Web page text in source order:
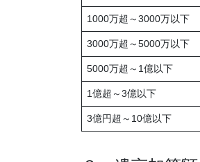
1000万超～3000万以下
3000万超～5000万以下
5000万超～1億以下
1億超～3億以下
3億円超～10億以下